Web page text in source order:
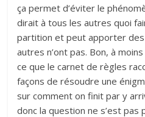
ça permet d’éviter le
dirait à tous les autres quoi
partition et peut apporter
autres n’ont pas. Bon, à
ce que le carnet de règles
façons de résoudre une
sur comment on finit par y
donc la question ne s’est pas